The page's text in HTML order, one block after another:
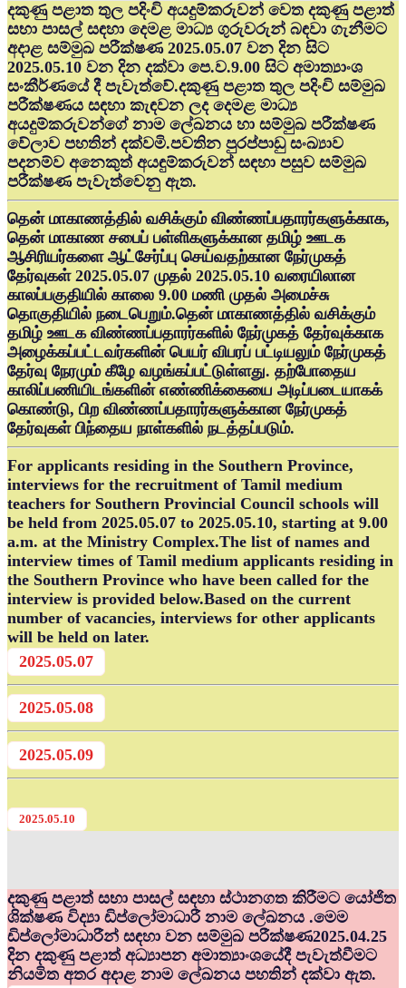
දකුණු පළාත තුල පදිංචි අයදුම්කරුවන් වෙත දකුණු පළාත්
සභා පාසල් සඳහා දෙමළ මාධ්‍ය ගුරුවරුන් බඳවා ගැනීමට
අදාළ සම්මුඛ පරීක්ෂණ 2025.05.07 වන දින සිට
2025.05.10 වන දින දක්වා පෙ.ව.9.00 සිට අමාත්‍යාංශ
සංකීර්ණයේ දී පැවැත්වේ.දකුණු පළාත තුල පදිංචි සම්මුඛ
පරීක්ෂණය සඳහා කැඳවන ලද දෙමළ මාධ්‍ය
අයදුම්කරුවන්ගේ නාම ලේඛනය හා සම්මුඛ පරීක්ෂණ
වේලාව පහතින් දක්වමි.පවතින පුරප්පාඩු සංඛ්‍යාව
පදනම්ව අනෙකුත් අයඳුම්කරුවන් සඳහා පසුව සම්මුඛ
පරීක්ෂණ පැවැත්වෙනු ඇත.
தென் மாகாணத்தில் வசிக்கும் விண்ணப்பதாரர்களுக்காக,
தென் மாகாண சபைப் பள்ளிகளுக்கான தமிழ் ஊடக
ஆசிரியர்களை ஆட்சேர்ப்பு செய்வதற்கான நேர்முகத்
தேர்வுகள் 2025.05.07 முதல் 2025.05.10 வரையிலான
காலப்பகுதியில் காலை 9.00 மணி முதல் அமைச்சு
தொகுதியில் நடைபெறும்.தென் மாகாணத்தில் வசிக்கும்
தமிழ் ஊடக விண்ணப்பதாரர்களில் நேர்முகத் தேர்வுக்காக
அழைக்கப்பட்டவர்களின் பெயர் விபரப் பட்டியலும் நேர்முகத்
தேர்வு நேரமும் கீழே வழங்கப்பட்டுள்ளது. தற்போதைய
காலிப்பணியிடங்களின் எண்ணிக்கையை அடிப்படையாகக்
கொண்டு, பிற விண்ணப்பதாரர்களுக்கான நேர்முகத்
தேர்வுகள் பிந்தைய நாள்களில் நடத்தப்படும்.
For applicants residing in the Southern Province,
interviews for the recruitment of Tamil medium
teachers for Southern Provincial Council schools will
be held from 2025.05.07 to 2025.05.10, starting at 9.00
a.m. at the Ministry Complex.The list of names and
interview times of Tamil medium applicants residing in
the Southern Province who have been called for the
interview is provided below.Based on the current
number of vacancies, interviews for other applicants
will be held on later.
2025.05.07
2025.05.08
2025.05.09
2025.05.10
දකුණු පළාත් සභා පාසල් සඳහා ස්ථානගත කිරීමට යෝජිත
ශික්ෂණ විද්‍යා ඩිප්ලෝමාධාරී නාම ලේඛනය .මෙම
ඩිප්ලෝමාධාරීන් සඳහා වන සම්මුඛ පරීක්ෂණ2025.04.25
දින දකුණු පළාත් අධ්‍යාපන අමාත්‍යාංශයේදී පැවැත්වීමට
නියමිත අතර අදාළ නාම ලේඛනය පහතින් දක්වා ඇත.